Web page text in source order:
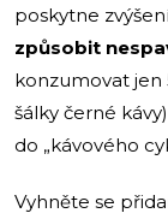
poskytne
způsobit
konzumovat jen
šálky černé
do „kávového
Vyhněte se